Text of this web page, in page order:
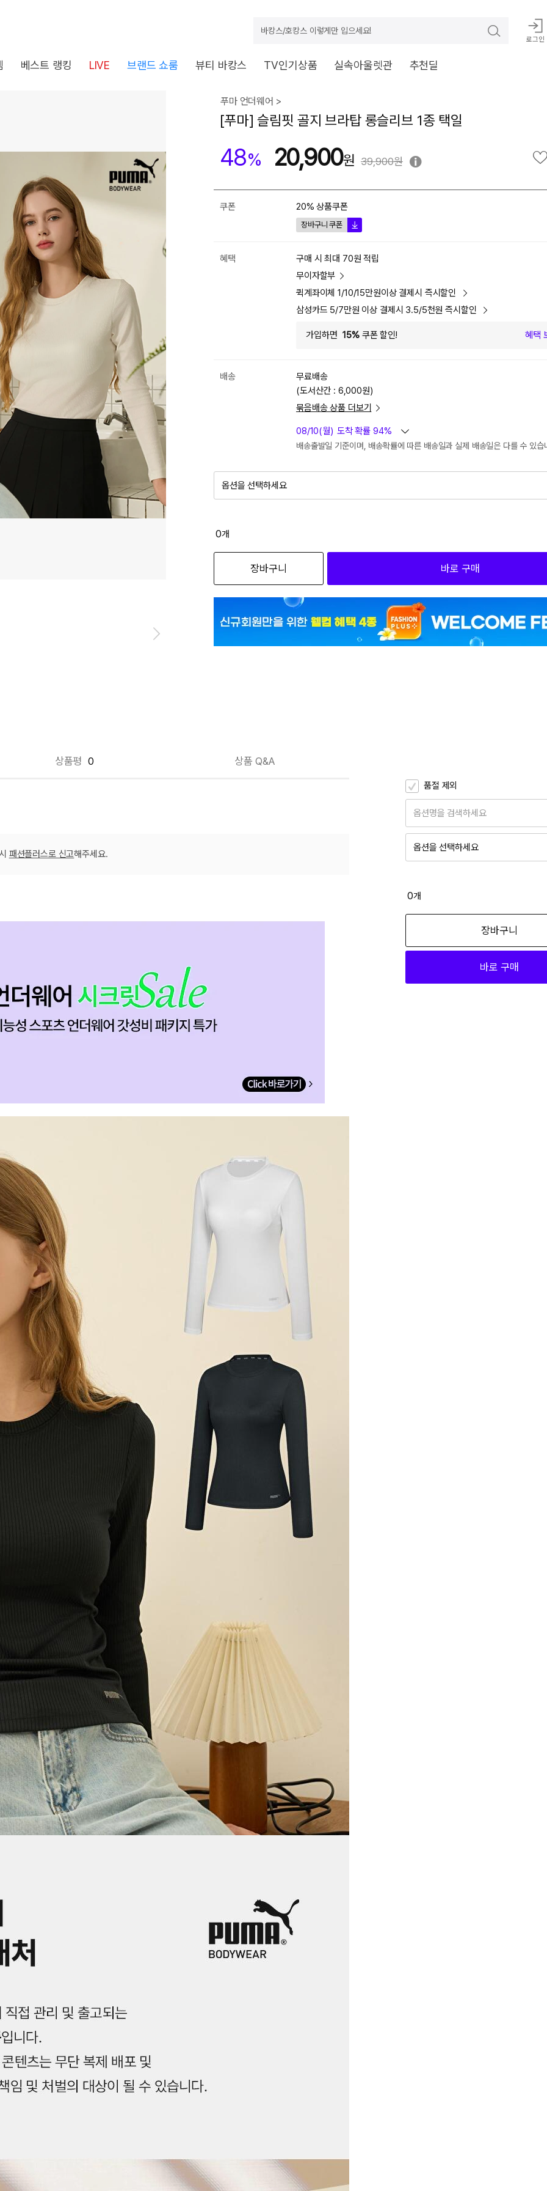
바캉스/호캉스 이렇게만 입으세요!
로그인
베스트 랭킹 LIVE 브랜드 쇼룸 뷰티 바캉스 TV인기상품 실속아울렛관 추천딜
가능 쿠폰
7%
언더웨어 슈퍼빅세일 7% 장바구니 쿠폰
~2026-08-09 23:59
(결제금액 70,000원 이상, 최대할인 7,000원)
언더웨어 슈퍼빅세일 5% 장바구니 쿠폰
~2026-08-09 23:59(D-3)
(결제금액 50,000원 이상, 최대할인 5,000원)
전체 다운로드
습니다.
상품이에요
은 어떠세요?
쇼핑 계속하기
푸마 언더웨어 >
[푸마] 슬림핏 골지 브라탑 롱슬리브 1종 택일
48% 20,900 39,900원
쿠폰 20% 상품쿠폰
장바구니 쿠폰
혜택
구매 시 최대 70원 적립
무이자할부
퀵계좌이체 1/10/15만원이상 결제시 즉시할인
삼성카드 5/7만원 이상 결제시 3.5/5천원 즉시할인
가입하면 15%쿠폰 할인! 혜택
배송
무료배송
(도서산간 : 6,000원)
묶음배송 상품 더보기
08/10(월) 도착 확률 94%
배송출발일 기준이며, 배송확률에 따른 배송일과 실제 배송일은 다를 수 있습
옵션을 선택하세요
블랙_PMFBTDP02/99 090
블랙_PMFBTDP02/99 095
0개
장바구니 바로 구매
상품평 0 상품 Q&A
품절 제외
옵션명을 검색하세요
옵션을 선택하세요
20,900
블랙_PMFBTDP02/99 095
20,900
블랙_PMFBTDP02/99 100
0개
장바구니
바로 구매